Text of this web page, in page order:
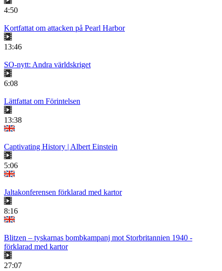
4:50
Kortfattat om attacken på Pearl Harbor
13:46
SO-nytt: Andra världskriget
6:08
Lättfattat om Förintelsen
13:38
Captivating History | Albert Einstein
5:06
Jaltakonferensen förklarad med kartor
8:16
Blitzen – tyskarnas bombkampanj mot Storbritannien 1940 -
förklarad med kartor
27:07